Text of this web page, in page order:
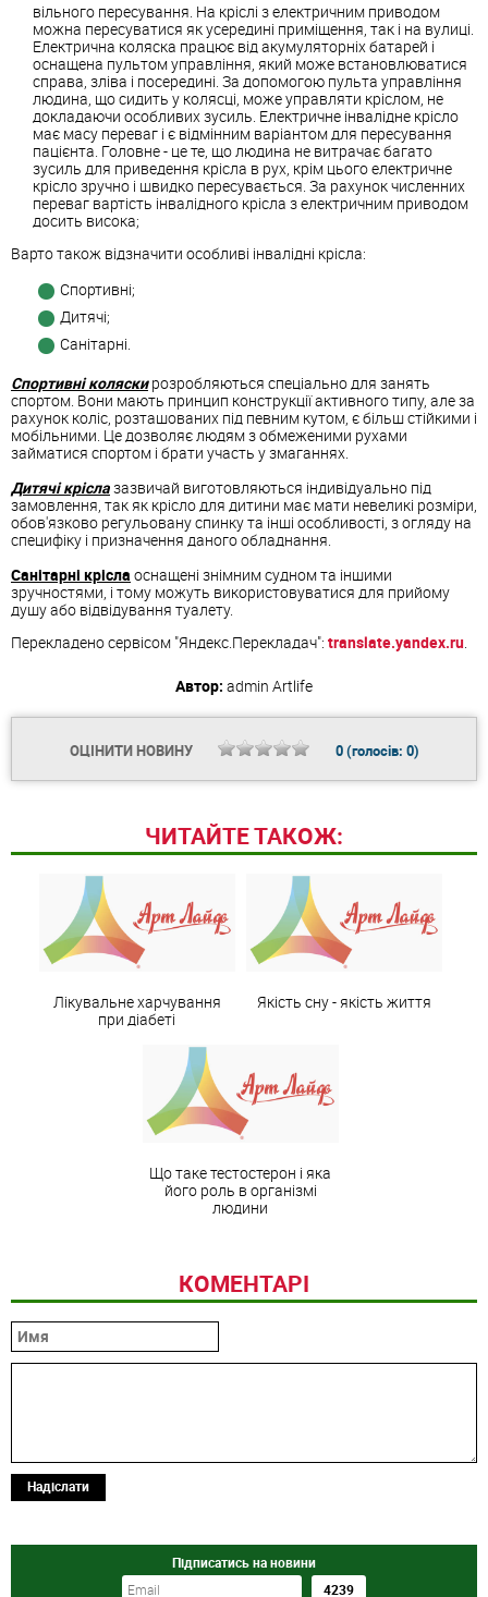
вільного пересування. На кріслі з електричним приводом
можна пересуватися як усередині приміщення, так і на вулиці.
Електрична коляска працює від акумуляторніх батарей і
оснащена пультом управління, який може встановлюватися
справа, зліва і посередині. За допомогою пульта управління
людина, що сидить у колясці, може управляти кріслом, не
докладаючи особливих зусиль. Електричне інвалідне крісло
має масу переваг і є відмінним варіантом для пересування
пацієнта. Головне - це те, що людина не витрачає багато
зусиль для приведення крісла в рух, крім цього електричне
крісло зручно і швидко пересувається. За рахунок численних
переваг вартість інвалідного крісла з електричним приводом
досить висока;
Варто також відзначити особливі інвалідні крісла:
Спортивні;
Дитячі;
Санітарні.
Спортивні коляскирозробляються спеціально для занять
спортом. Вони мають принцип конструкції активного типу, але за
рахунок коліс, розташованих під певним кутом, є більш стійкими і
мобільними. Це дозволяє людям з обмеженими рухами
займатися спортом і брати участь у змаганнях.
Дитячі кріслазазвичай виготовляються індивідуально під
замовлення, так як крісло для дитини має мати невеликі розміри,
обов'язково регульовану спинку та інші особливості, з огляду на
специфіку і призначення даного обладнання.
Санітарні крісла оснащені знімним судном та іншими
зручностями, і тому можуть використовуватися для прийому
душу або відвідування туалету.
Перекладено сервісом "Яндекс.Перекладач": translate.yandex.ru.
Автор: admin Artlife
ОЦІНИТИ НОВИНУ 0(голосів: 0)
ЧИТАЙТЕ ТАКОЖ:
Лікувальне харчування
при діабеті
Якість сну - якість життя
Що таке тестостерон і яка
його роль в організмі
людини
КОМЕНТАРІ
Надіслати
Підписатись на новини